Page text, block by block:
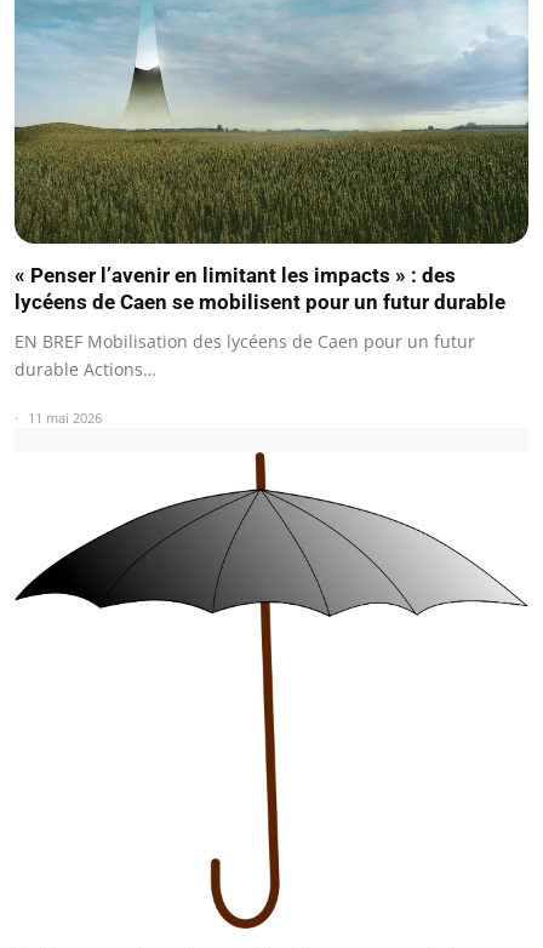
« Penser l’avenir en limitant les impacts » : des
lycéens de Caen se mobilisent pour un futur durable
EN BREF Mobilisation des lycéens de Caen pour un futur
durable Actions…
11 mai 2026